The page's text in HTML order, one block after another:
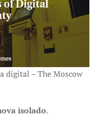
digital – The Moscow
isolado.